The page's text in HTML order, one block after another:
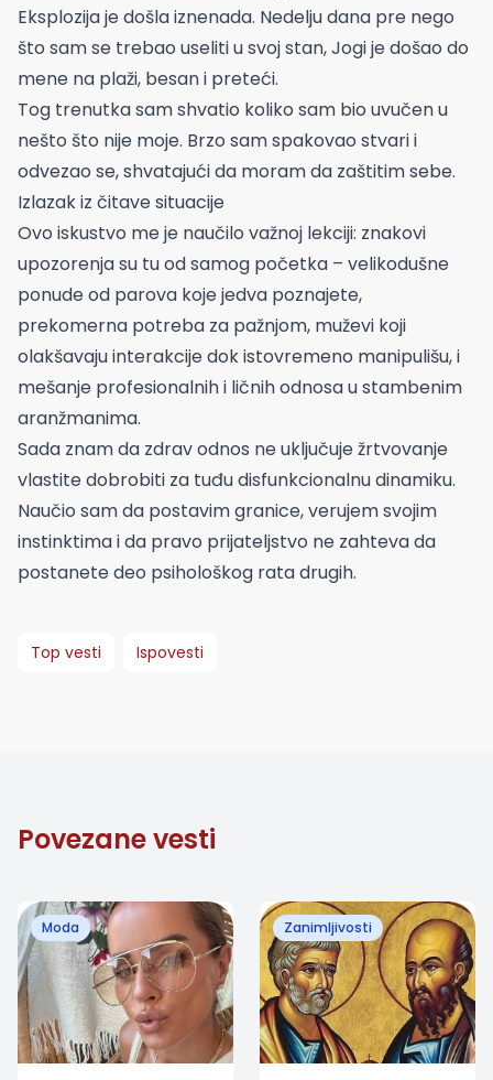
Eksplozija je došla iznenada. Nedelju dana pre nego
što sam se trebao useliti u svoj stan, Jogi je došao do
mene na plaži, besan i preteći.
Tog trenutka sam shvatio koliko sam bio uvučen u
nešto što nije moje. Brzo sam spakovao stvari i
odvezao se, shvatajući da moram da zaštitim sebe.
Izlazak iz čitave situacije
Ovo iskustvo me je naučilo važnoj lekciji: znakovi
upozorenja su tu od samog početka – velikodušne
ponude od parova koje jedva poznajete,
prekomerna potreba za pažnjom, muževi koji
olakšavaju interakcije dok istovremeno manipulišu, i
mešanje profesionalnih i ličnih odnosa u stambenim
aranžmanima.
Sada znam da zdrav odnos ne uključuje žrtvovanje
vlastite dobrobiti za tuđu disfunkcionalnu dinamiku.
Naučio sam da postavim granice, verujem svojim
instinktima i da pravo prijateljstvo ne zahteva da
postanete deo psihološkog rata drugih.
Top vesti Ispovesti
Povezane vesti
Moda Zanimljivosti